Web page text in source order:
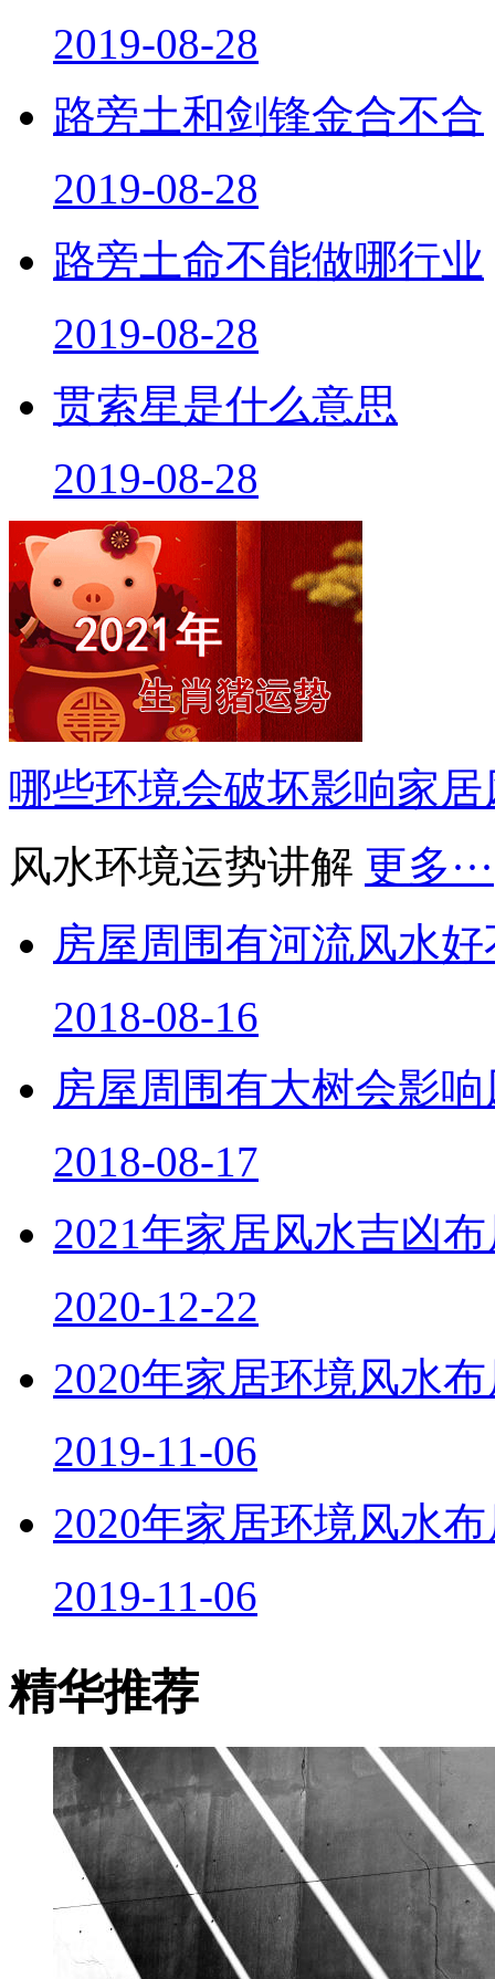
2019-08-28
路旁土和剑锋金合不合
2019-08-28
路旁土命不能做哪行业
2019-08-28
贯索星是什么意思
2019-08-28
哪些环境会破坏影响家居
风水环境运势讲解 更多···
房屋周围有河流风水
2018-08-16
房屋周围有大树会影
2018-08-17
2021年家居风水吉凶
2020-12-22
2020年家居环境风水
2019-11-06
2020年家居环境风水
2019-11-06
精华推荐